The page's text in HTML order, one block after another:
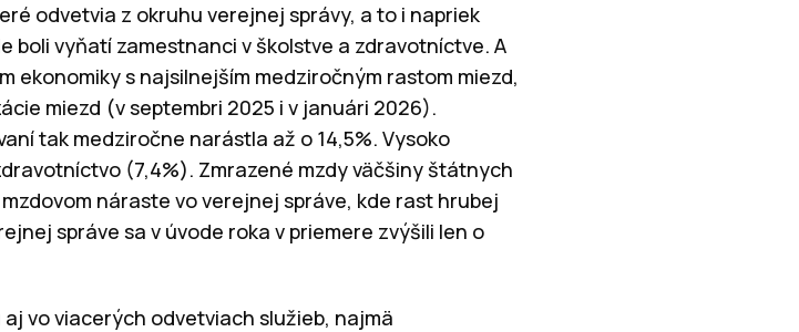
odvetvia z okruhu verejnej správy, a to i napriek
boli vyňatí zamestnanci v školstve a zdravotníctve. A
ekonomiky s najsilnejším medziročným rastom miezd,
miezd (v septembri 2025 i v januári 2026).
tak medziročne narástla až o 14,5%. Vysoko
(7,4%). Zmrazené mzdy väčšiny štátnych
náraste vo verejnej správe, kde rast hrubej
správe sa v úvode roka v priemere zvýšili len o
vo viacerých odvetviach služieb, najmä